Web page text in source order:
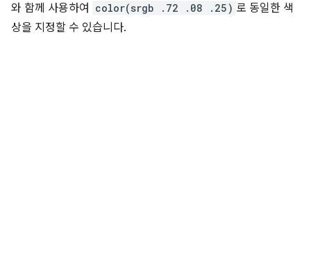
와 함께 사용하여
color(srgb .72 .08 .25) 로 동일한 색
상을 지정할 수 있습니다.